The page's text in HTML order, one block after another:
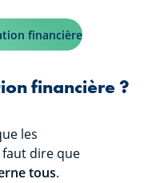
financière
financière ?
les
dire que
tous.